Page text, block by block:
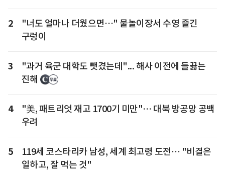
2
"너도 얼마나 더웠으면…" 물놀이장서 수영 즐긴
구렁이
3
"과거 육군 대학도 뺏겼는데"... 해사 이전에 들끓는
진해
4
"美, 패트리엇 재고 1700기 미만"… 대북 방공망 공백
우려
5
119세 코스타리카 남성, 세계 최고령 도전… "비결은
일하고, 잘 먹는 것"